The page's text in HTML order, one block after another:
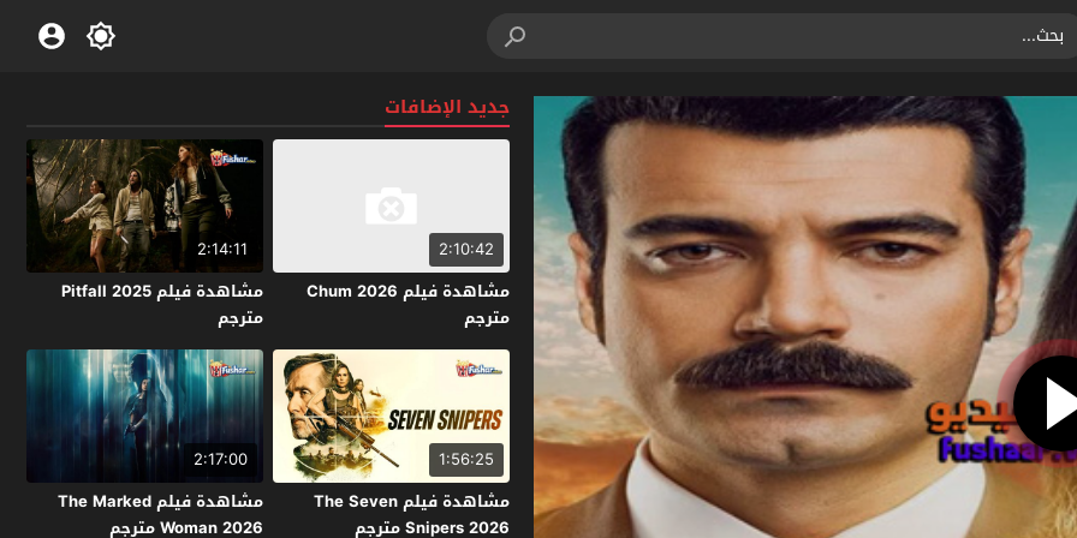
جديد الإضافات
2:10:42
مشاهدة فيلم Chum 2026
مترجم
2:14:11
مشاهدة فيلم Pitfall 2025
مترجم
1:56:25
مشاهدة فيلم The Seven
Snipers 2026 مترجم
2:17:00
مشاهدة فيلم The Marked
Woman 2026 مترجم